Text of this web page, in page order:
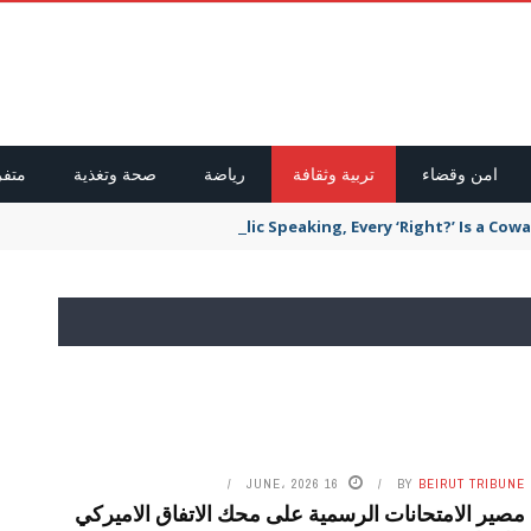
امن وقضاء تربية وثقافة رياضة صحة وتغذية
In Public Speaking, Every ‘Right?’ Is a
BY BEIRUT TRIBUNE 16 JUNE، 2026
مصير الامتحانات الرسمية على محك الاتفاق الاميركي